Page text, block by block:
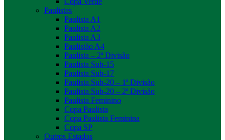
Paulistas
Paulista A1
Paulista A2
Paulista A3
Paulistão A4
Paulista – 2ª Divisão
Paulista Sub-15
Paulista Sub-17
Paulista Sub-20 – 1ª Divisão
Paulista Sub-20 – 2ª Divisão
Paulista Feminino
Copa Paulista
Copa Paulista Feminina
Copa SP
Outros Estados